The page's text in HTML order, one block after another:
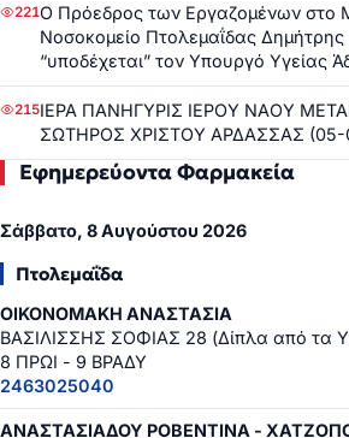
221Ο Πρόεδρος των Εργαζομένων στο
Νοσοκομείο Πτολεμαΐδας
“υποδέχεται” τον Υπουργό Υγείας
215ΙΕΡΑ ΠΑΝΗΓΥΡΙΣ ΙΕΡΟΥ ΝΑΟΥ
ΣΩΤΗΡΟΣ ΧΡΙΣΤΟΥ ΑΡΔΑΣΣΑΣ (05-
Εφημερεύοντα Φαρμακεία
Σάββατο, 8 Αυγούστου 2026
Πτολεμαΐδα
ΟΙΚΟΝΟΜΑΚΗ ΑΝΑΣΤΑΣΙΑ
ΒΑΣΙΛΙΣΣΗΣ ΣΟΦΙΑΣ 28 (Δίπλα από τα
8 ΠΡΩΙ - 9 ΒΡΑΔΥ
2463025040
ΑΝΑΣΤΑΣΙΑΔΟΥ ΡΟΒΕΝΤΙΝΑ -